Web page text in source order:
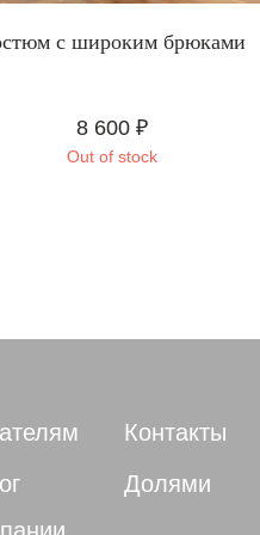
с широким брюками
8 600 ₽
Out of stock
Контакты
Долями